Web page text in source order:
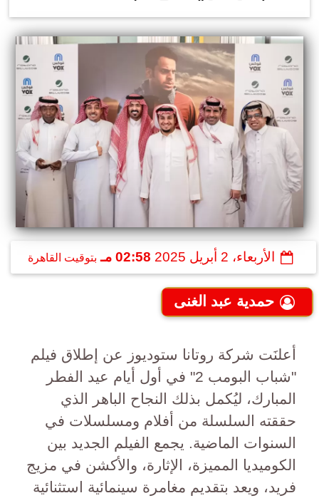
الأربعاء، 2 أبريل 2025 02:58 مـ بتوقيت القاهرة
حمدية عبد الغنى
أعلنَت شركة روتانا ستوديوز عن إطلاق فيلم
"شباب البومب 2" في أول أيام عيد الفطر
المبارك، ليُكمل بذلك النجاح الباهر الذي
حققته السلسلة من أفلام ومسلسلات في
السنوات الماضية. يجمع الفيلم الجديد بين
الكوميديا المميزة، الإثارة، والأكشن في مزيج
فريد، ويعد بتقديم مغامرة سينمائية استثنائية